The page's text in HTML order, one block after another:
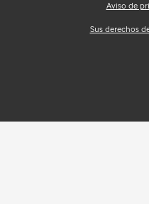
Aviso de
Sus derechos